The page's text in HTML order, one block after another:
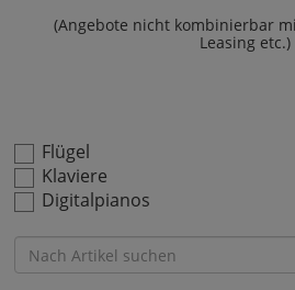
(Angebote nicht kombinierbar
Leasing etc.)
Flügel
Klaviere
Digitalpianos